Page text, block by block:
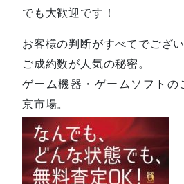
でも大歓迎です！
お客様の判断がすべてでござい
ご成約数が人気の秘密。
ゲーム機器・ゲームソフトの
京市場。